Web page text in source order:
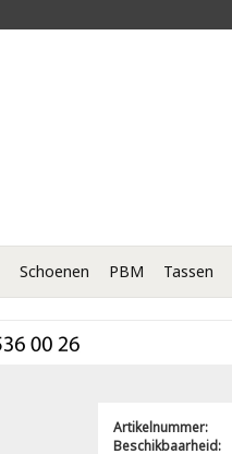
Schoenen PBM Tassen
Artikelnummer:
Beschikbaarheid: